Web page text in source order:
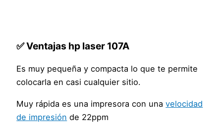
✅ Ventajas hp laser 107A
Es muy pequeña y compacta lo que te permite
colocarla en casi cualquier sitio.
Muy rápida es una impresora con unavelocidad
de impresión de 22ppm